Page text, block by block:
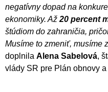
negatívny dopad na
ekonomiky. Až 20 percent
štúdiom do zahraničia,
Musíme to zmeniť, musíme
doplnila Alena Sabelová,
vlády SR pre Plán obnovy